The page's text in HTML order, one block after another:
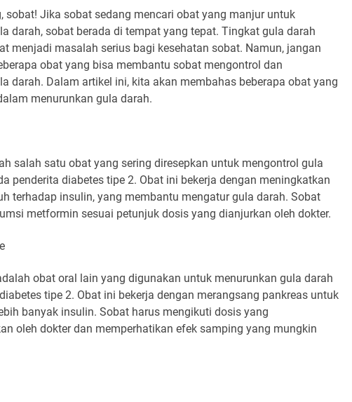
sobat! Jika sobat sedang mencari obat yang manjur untuk
darah, sobat berada di tempat yang tepat. Tingkat gula darah
menjadi masalah serius bagi kesehatan sobat. Namun, jangan
obat yang bisa membantu sobat mengontrol dan
darah. Dalam artikel ini, kita akan membahas beberapa obat yang
menurunkan gula darah.
salah satu obat yang sering diresepkan untuk mengontrol gula
penderita diabetes tipe 2. Obat ini bekerja dengan meningkatkan
terhadap insulin, yang membantu mengatur gula darah. Sobat
metformin sesuai petunjuk dosis yang dianjurkan oleh dokter.
obat oral lain yang digunakan untuk menurunkan gula darah
tipe 2. Obat ini bekerja dengan merangsang pankreas untuk
banyak insulin. Sobat harus mengikuti dosis yang
oleh dokter dan memperhatikan efek samping yang mungkin